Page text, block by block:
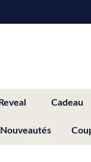
Cadeau
Nouveautés